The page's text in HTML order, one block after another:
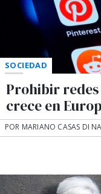
SOCIEDAD
Prohibir redes
crece en
POR MARIANO CASAS DI